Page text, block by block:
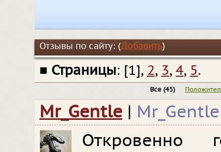
Отзывы по сайту: (Добавить)
■ Страницы: [1], 2, 3, 4, 5.
Все (45)
Mr_Gentle | Mr_Gentle
Откровенно